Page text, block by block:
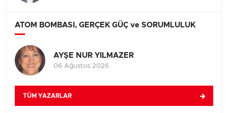
ATOM BOMBASI, GERÇEK GÜÇ ve SORUMLULUK
AYŞE NUR YILMAZER
06 Ağustos 2026
TÜM YAZARLAR